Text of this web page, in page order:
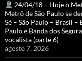
24/04/18 – Hoje o
Metrô de São Paulo se
Sé – São Paulo – Brasil –
Paulo e Banda dos
vocalista (parte 6)
agosto 7, 2026